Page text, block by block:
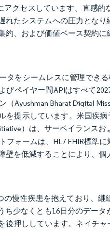
アクセスしています。直感
れたシステムへの圧力とな
約、および価値ベース契約
タをシームレスに管理でき
びペイヤー間APIはすべて
Ayushman Bharat Digital
を提示しています。米国疾
）は、サーベイランス
フォームは、HL7 FHIR標
壁を低減することにより、
慢性疾患を抱えており、
ち少なくとも16日分のデー
押ししています。ネイチ